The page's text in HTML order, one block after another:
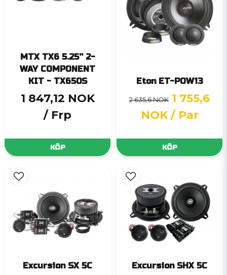
MTX TX6 5.25'' 2-
WAY COMPONENT
KIT - TX650S
1 847,12 NOK
/ Frp
KÖP
Eton ET-POW13
2 635,6 NOK 1 755,6
NOK / Par
KÖP
Excursion SX 5C Excursion SHX 5C